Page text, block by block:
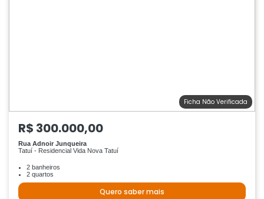
Ficha Não Verificada
R$ 300.000,00
Rua Adnoir Junqueira
Tatuí - Residencial Vida Nova Tatuí
2 banheiros
2 quartos
Quero saber mais